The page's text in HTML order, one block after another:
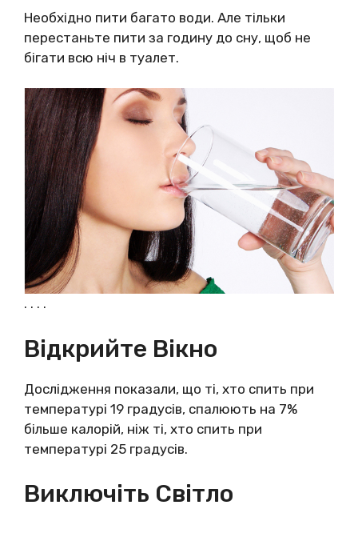
Необхідно пити багато води. Але тільки
перестаньте пити за годину до сну, щоб не
бігати всю ніч в туалет.
. . . .
Відкрийте Вікно
Дослідження показали, що ті, хто спить при
температурі 19 градусів, спалюють на 7%
більше калорій, ніж ті, хто спить при
температурі 25 градусів.
Виключіть Світло